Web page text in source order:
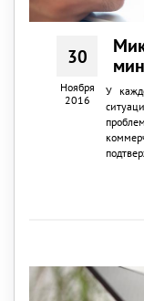
30
Ноября
2016
У